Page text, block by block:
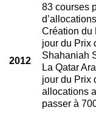
2012
83 courses
Création du
jour du Prix
Shahaniah
La Qatar
jour du Prix
allocations
passer à